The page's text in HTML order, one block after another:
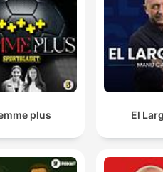
plus El